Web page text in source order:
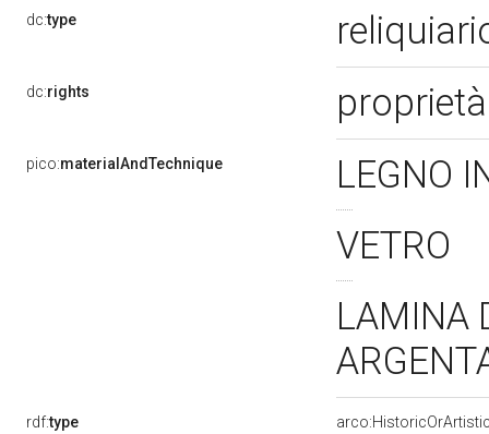
dc:type
dc:rights
pico:materialAndTechnique
LEGNO
VETRO
LAMINA
rdf:type